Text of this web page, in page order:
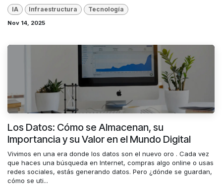
IA Infraestructura Tecnología
Nov 14, 2025
Los Datos: Cómo se Almacenan, su
Importancia y su Valor en el Mundo Digital
Vivimos en una era donde los datos son el nuevo oro . Cada vez
que haces una búsqueda en Internet, compras algo online o usas
redes sociales, estás generando datos. Pero ¿dónde se guardan,
cómo se uti...